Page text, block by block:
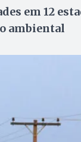
em 12
ambiental